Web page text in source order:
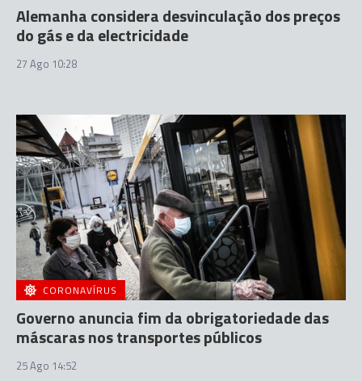
Alemanha considera desvinculação dos preços
do gás e da electricidade
27 Ago 10:28
CORONAVÍRUS
Governo anuncia fim da obrigatoriedade das
máscaras nos transportes públicos
25 Ago 14:52